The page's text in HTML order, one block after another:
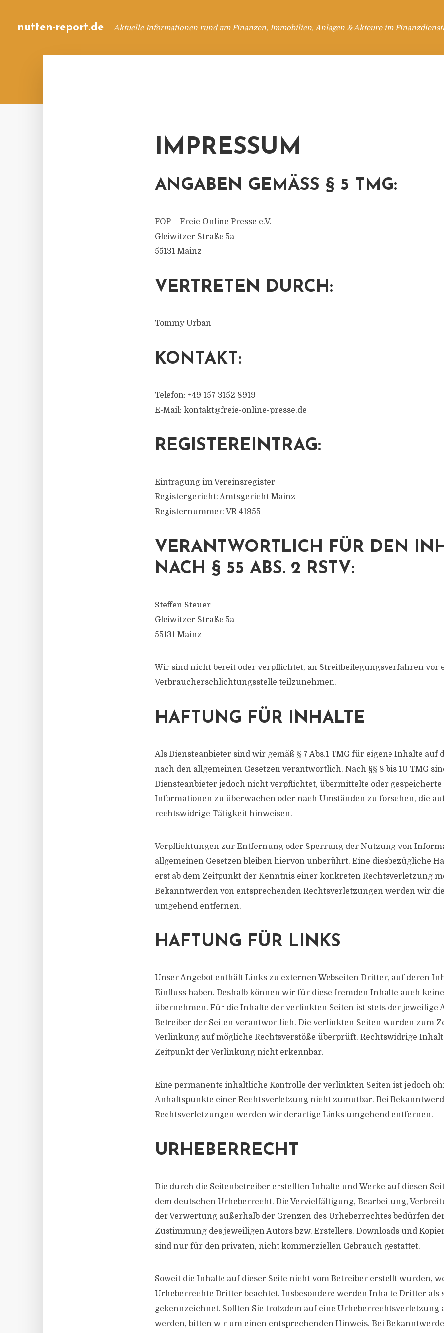
nutten-report.de Aktuelle Informationen rund um Finanzen, Immobilien, Anlagen & Akteure im
IMPRESSUM
ANGABEN GEMÄSS § 5 TMG:
FOP – Freie Online Presse e.V.
Gleiwitzer Straße 5a
55131 Mainz
VERTRETEN DURCH:
Tommy Urban
KONTAKT:
Telefon: +49 157 3152 8919
E-Mail: kontakt@freie-online-presse.de
REGISTEREINTRAG:
Eintragung im Vereinsregister
Registergericht: Amtsgericht Mainz
Registernummer: VR 41955
VERANTWORTLICH FÜR DEN
NACH § 55 ABS. 2 RSTV:
Steffen Steuer
Gleiwitzer Straße 5a
55131 Mainz
Wir sind nicht bereit oder verpflichtet, an Streitbeilegungsverfahren vor
Verbraucherschlichtungsstelle teilzunehmen.
HAFTUNG FÜR INHALTE
Als Diensteanbieter sind wir gemäß § 7 Abs.1 TMG für eigene Inhalte auf
nach den allgemeinen Gesetzen verantwortlich. Nach §§ 8 bis 10 TMG
Diensteanbieter jedoch nicht verpflichtet, übermittelte oder gespeicherte
Informationen zu überwachen oder nach Umständen zu forschen, die
rechtswidrige Tätigkeit hinweisen.
Verpflichtungen zur Entfernung oder Sperrung der Nutzung von
allgemeinen Gesetzen bleiben hiervon unberührt. Eine diesbezügliche
erst ab dem Zeitpunkt der Kenntnis einer konkreten Rechtsverletzung
Bekanntwerden von entsprechenden Rechtsverletzungen werden wir
umgehend entfernen.
HAFTUNG FÜR LINKS
Unser Angebot enthält Links zu externen Webseiten Dritter, auf deren
Einfluss haben. Deshalb können wir für diese fremden Inhalte auch
übernehmen. Für die Inhalte der verlinkten Seiten ist stets der jeweilige
Betreiber der Seiten verantwortlich. Die verlinkten Seiten wurden zum
Verlinkung auf mögliche Rechtsverstöße überprüft. Rechtswidrige
Zeitpunkt der Verlinkung nicht erkennbar.
Eine permanente inhaltliche Kontrolle der verlinkten Seiten ist jedoch
Anhaltspunkte einer Rechtsverletzung nicht zumutbar. Bei
Rechtsverletzungen werden wir derartige Links umgehend entfernen.
URHEBERRECHT
Die durch die Seitenbetreiber erstellten Inhalte und Werke auf diesen
dem deutschen Urheberrecht. Die Vervielfältigung, Bearbeitung,
der Verwertung außerhalb der Grenzen des Urheberrechtes bedürfen
Zustimmung des jeweiligen Autors bzw. Erstellers. Downloads und
sind nur für den privaten, nicht kommerziellen Gebrauch gestattet.
Soweit die Inhalte auf dieser Seite nicht vom Betreiber erstellt wurden,
Urheberrechte Dritter beachtet. Insbesondere werden Inhalte Dritter als
gekennzeichnet. Sollten Sie trotzdem auf eine Urheberrechtsverletzung
werden, bitten wir um einen entsprechenden Hinweis. Bei